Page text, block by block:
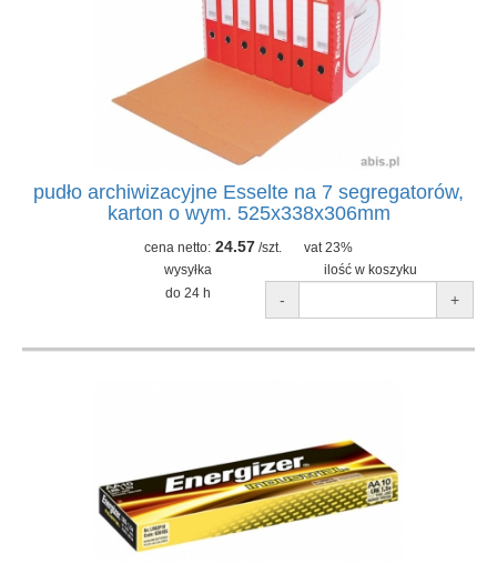
pudło archiwizacyjne Esselte na 7 segregatorów,
karton o wym. 525x338x306mm
cena netto: 24.57 /szt.
vat 23%
wysyłka
ilość w koszyku
do 24 h
- +